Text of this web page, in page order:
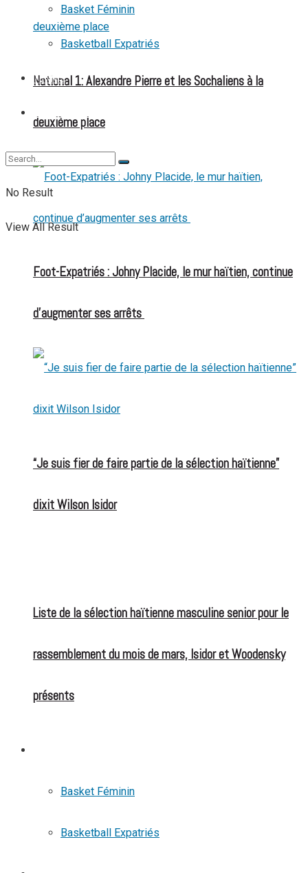
National 1: Alexandre Pierre et les Sochaliens à la
deuxième place
Foot-Expatriés : Johny Placide, le mur haïtien, continue
d’augmenter ses arrêts
“Je suis fier de faire partie de la sélection haïtienne”
dixit Wilson Isidor
Liste de la sélection haïtienne masculine senior pour le
rassemblement du mois de mars, Isidor et Woodensky
présents
Basket Féminin
Basketball Expatriés
Basket Féminin
Basketball Expatriés
TENNIS
No Result
View All Result